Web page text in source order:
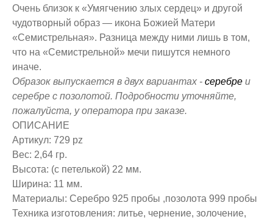
Очень близок к «Умягчению злых сердец» и другой
чудотворный образ — икона Божией Матери
«Семистрельная». Разница между ними лишь в том,
что на «Семистрельной» мечи пишутся немного
иначе.
Образок выпускается в двух вариантах - серебре и
серебре с позолотой. Подробности уточняйте,
пожалуйста, у оператора при заказе.
ОПИСАНИЕ
Артикул: 729 pz
Вес: 2,64 гр.
Высота: (с петелькой) 22 мм.
Ширина: 11 мм.
Материалы: Серебро 925 пробы ,позолота 999 пробы
Техника изготовления: литье, чернение, золочение,